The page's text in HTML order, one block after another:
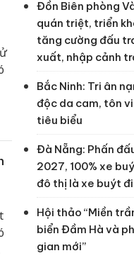
Đồn Biên phòng
quán triệt, triển
tăng cường đấu
xuất, nhập cảnh
Bắc Ninh: Tri ân
độc da cam, tôn
tiêu biểu
Đà Nẵng: Phấn
2027, 100% xe
đô thị là xe buýt
Hội thảo “Miền
biển Đầm Hà và
gian mới”